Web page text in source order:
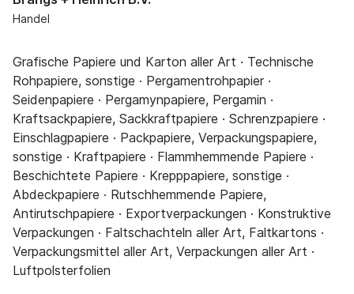
Handel
Grafische Papiere und Karton aller Art · Technische
Rohpapiere, sonstige · Pergamentrohpapier ·
Seidenpapiere · Pergamynpapiere, Pergamin ·
Kraftsackpapiere, Sackkraftpapiere · Schrenzpapiere ·
Einschlagpapiere · Packpapiere, Verpackungspapiere,
sonstige · Kraftpapiere · Flammhemmende Papiere ·
Beschichtete Papiere · Krepppapiere, sonstige ·
Abdeckpapiere · Rutschhemmende Papiere,
Antirutschpapiere · Exportverpackungen · Konstruktive
Verpackungen · Faltschachteln aller Art, Faltkartons ·
Verpackungsmittel aller Art, Verpackungen aller Art ·
Luftpolsterfolien